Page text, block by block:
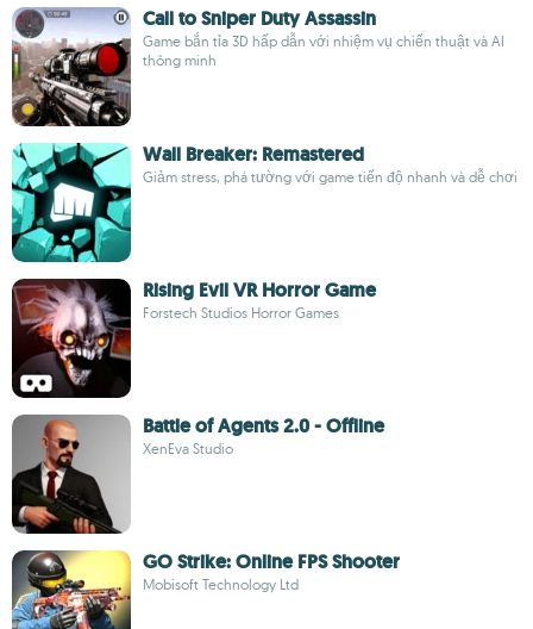
Call to Sniper Duty Assassin
Game bắn tỉa 3D hấp dẫn với nhiệm vụ chiến thuật và AI
thông minh
Wall Breaker: Remastered
Giảm stress, phá tường với game tiến độ nhanh và dễ chơi
Rising Evil VR Horror Game
Forstech Studios Horror Games
Battle of Agents 2.0 - Offline
XenEva Studio
GO Strike: Online FPS Shooter
Mobisoft Technology Ltd